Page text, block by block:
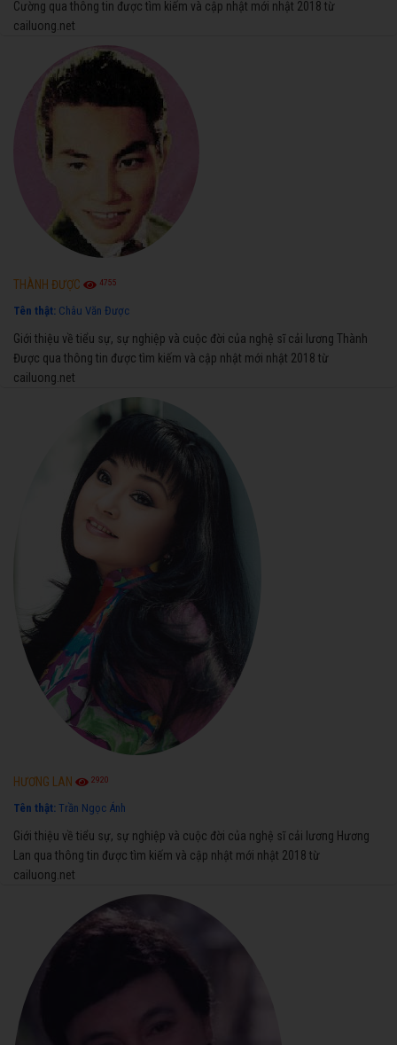
Cường qua thông tin được tìm kiếm và cập nhật mới nhật 2018 từ
cailuong.net
THÀNH ĐƯỢC 4755
Tên thật: Châu Văn Được
Giới thiệu về tiểu sự, sự nghiệp và cuộc đời của nghệ sĩ cải lương Thành
Được qua thông tin được tìm kiếm và cập nhật mới nhật 2018 từ
cailuong.net
HƯƠNG LAN 2920
Tên thật: Trần Ngọc Ánh
Giới thiệu về tiểu sự, sự nghiệp và cuộc đời của nghệ sĩ cải lương Hương
Lan qua thông tin được tìm kiếm và cập nhật mới nhật 2018 từ
cailuong.net